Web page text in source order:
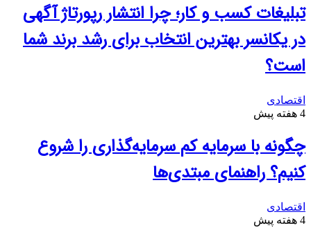
تبلیغات کسب و کار؛ چرا انتشار رپورتاژ آگهی
در یکانسر بهترین انتخاب برای رشد برند شما
است؟
اقتصادی
4 هفته پیش
چگونه با سرمایه کم سرمایه‌گذاری را شروع
کنیم؟ راهنمای مبتدی‌ها
اقتصادی
4 هفته پیش